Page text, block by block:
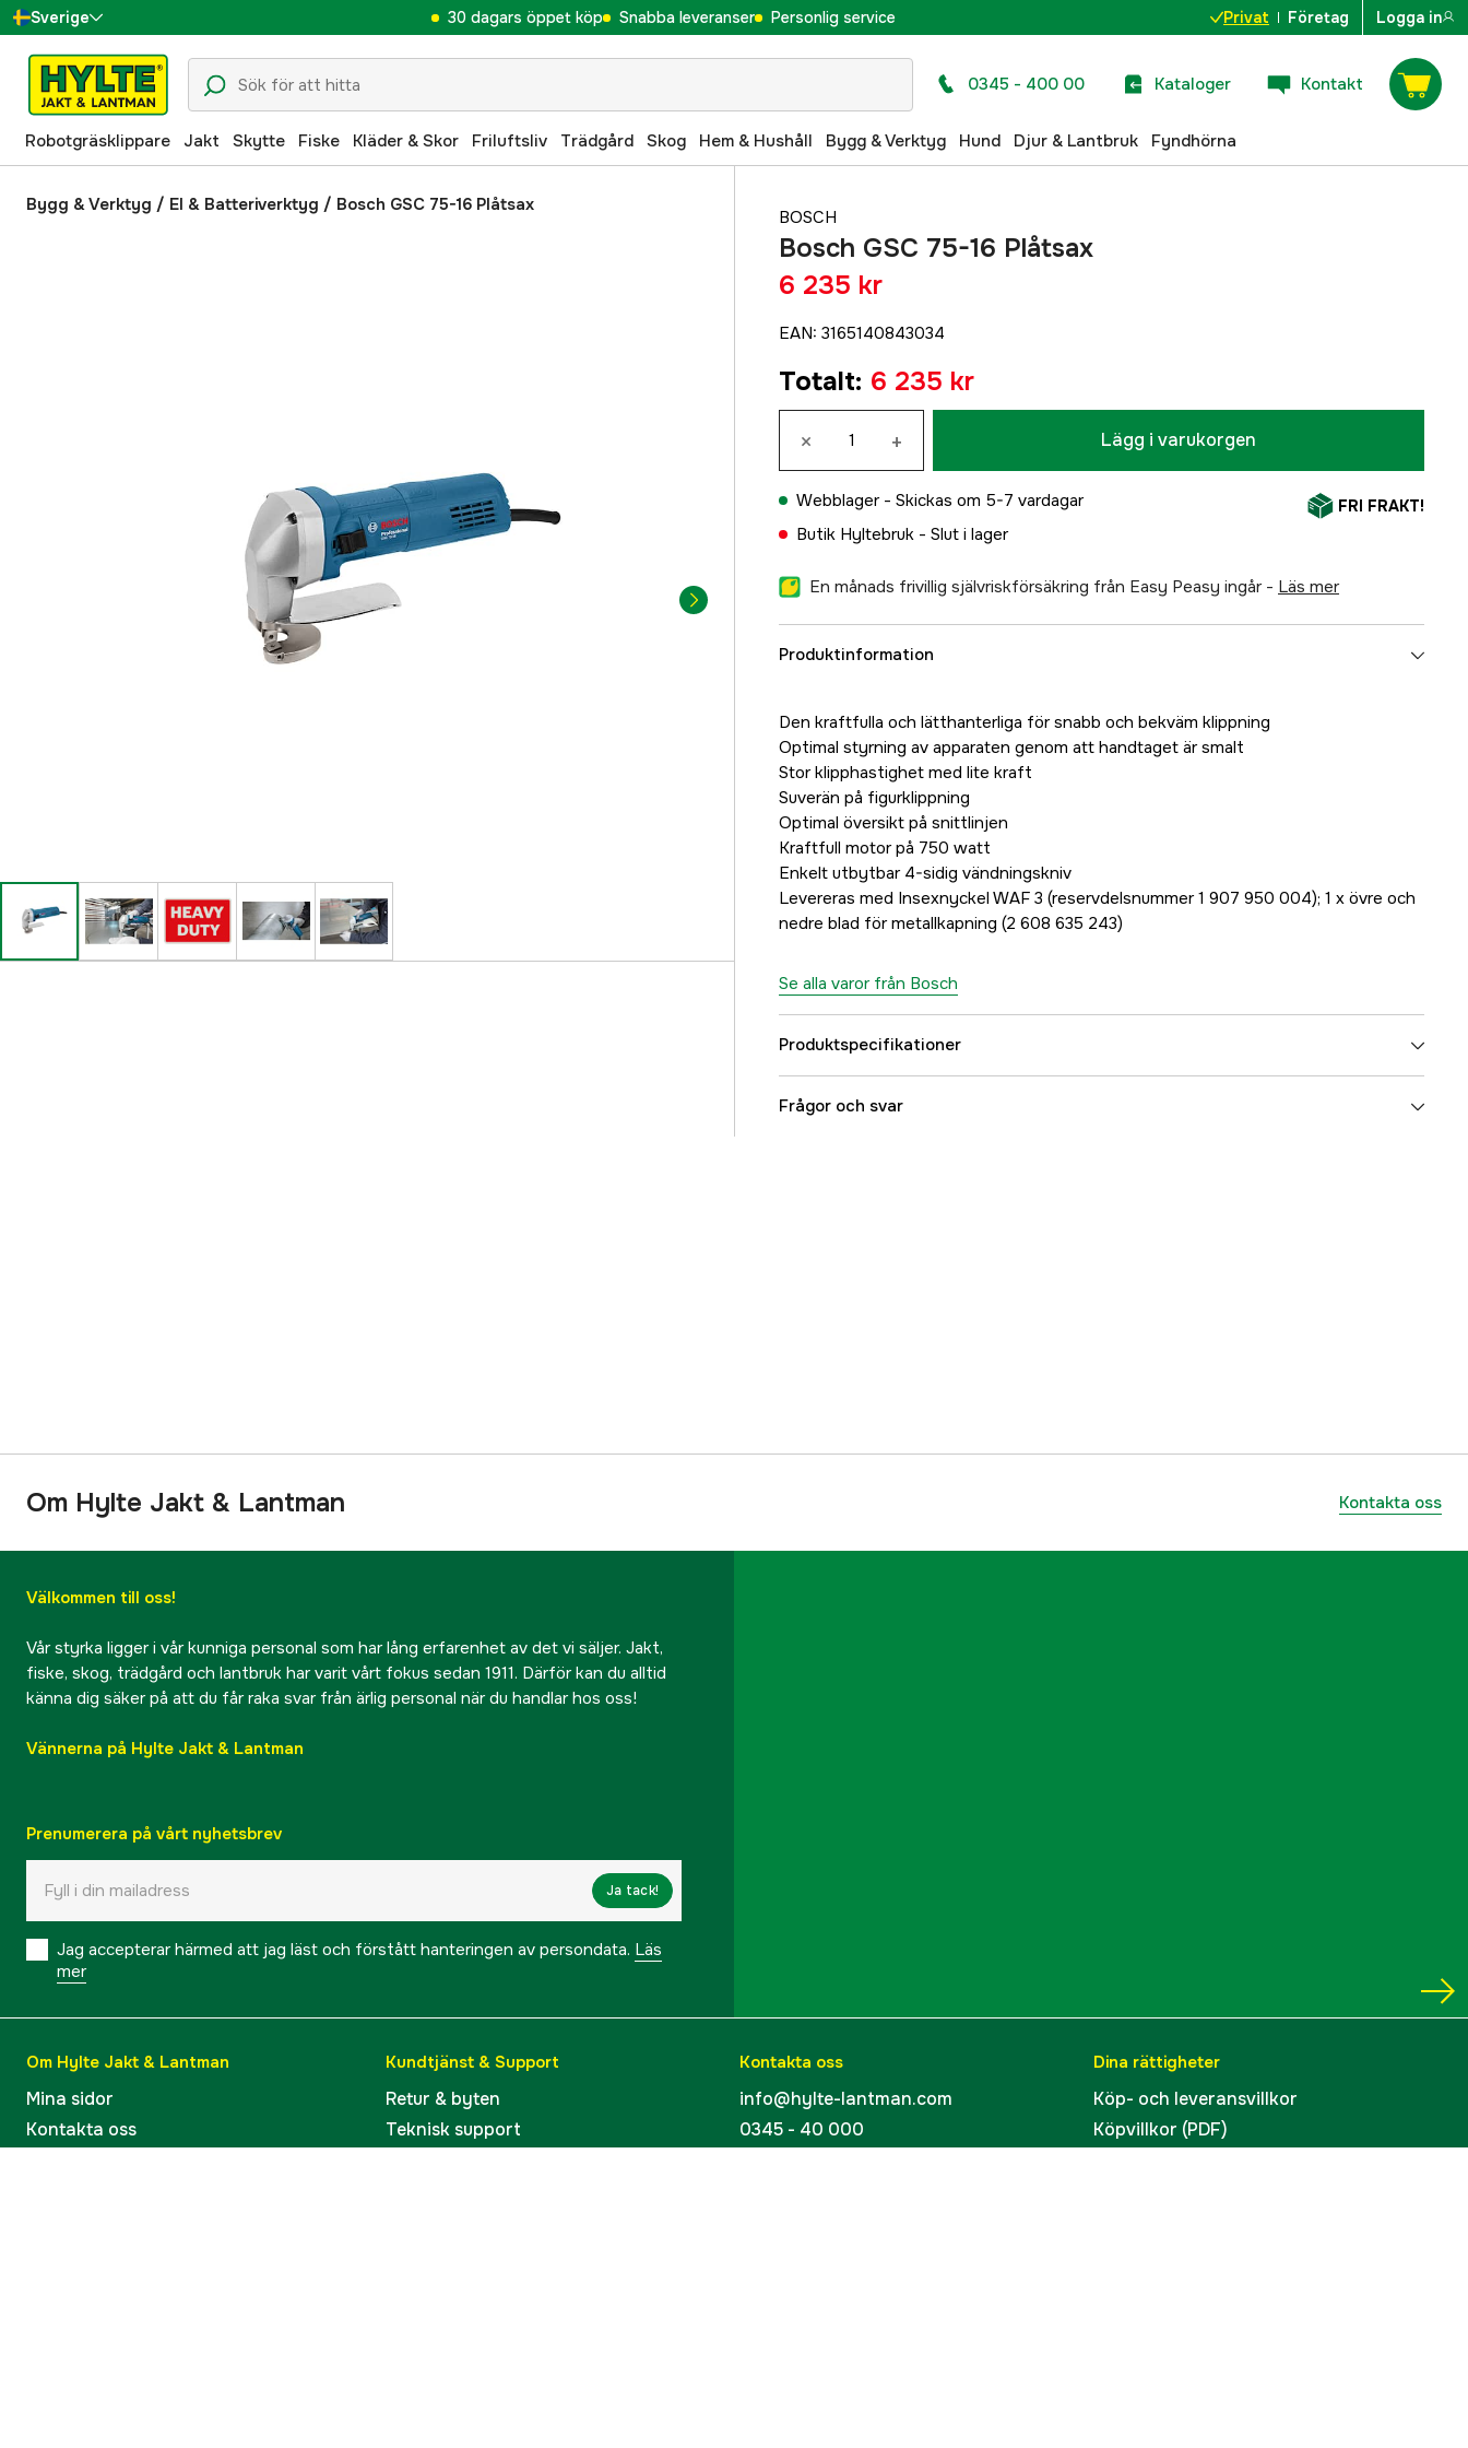
Sverige
Danmark
Suomi
Norge
Deutschland
30 dagars öppet köp Snabba leveranser Personlig service Privat Företag Logga in
0345 - 400 00 Kataloger Kontakt
Robotgräsklippare Jakt Skytte Fiske Kläder & Skor Friluftsliv Trädgård Skog Hem & Hushåll Bygg & Verktyg Hund Djur & Lantbruk Fyndhörna
Bygg & Verktyg / El & Batteriverktyg / Bosch GSC 75-16 Plåtsax
BOSCH
Bosch GSC 75-16 Plåtsax
6 235 kr
EAN: 3165140843034
Totalt: 6 235 kr
× + Lägg i varukorgen
Webblager - Skickas om 5-7 vardagar
Butik Hyltebruk - Slut i lager
FRI FRAKT!
En månads frivillig självriskförsäkring från Easy Peasy ingår - läs mer
Produktinformation
Den kraftfulla och lätthanterliga för snabb och bekväm klippning
Optimal styrning av apparaten genom att handtaget är smalt
Stor klipphastighet med lite kraft
Suverän på figurklippning
Optimal översikt på snittlinjen
Kraftfull motor på 750 watt
Enkelt utbytbar 4-sidig vändningskniv
Levereras med Insexnyckel WAF 3 (reservdelsnummer 1 907 950 004); 1 x övre och
nedre blad för metallkapning (2 608 635 243)
Se alla varor från Bosch
Produktspecifikationer
Drifttyp
Frågor och svar
Om Hylte Jakt & Lantman Kontakta oss
Välkommen till oss!
Vår styrka ligger i vår kunniga personal som har lång erfarenhet av det vi säljer. Jakt,
fiske, skog, trädgård och lantbruk har varit vårt fokus sedan 1911. Därför kan du alltid
känna dig säker på att du får raka svar från ärlig personal när du handlar hos oss!
Vännerna på Hylte Jakt & Lantman
Prenumerera på vårt nyhetsbrev
Ja tack!
Jag accepterar härmed att jag läst och förstått hanteringen av persondata. Läs
mer
Om Hylte Jakt & Lantman
Mina sidor
Kontakta oss
Kundtjänst & Support
Retur & byten
Teknisk support
Kontakta oss
info@hylte-lantman.com
0345 - 40 000
Dina rättigheter
Köp- och leveransvillkor
Köpvillkor (PDF)